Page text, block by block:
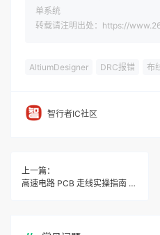
单系统
转载请注明出处：https://
AltiumDesigner DRC报错 布
智行者IC社区
上一篇：
高速电路 PCB 走线实操指南 新手避坑少走弯路